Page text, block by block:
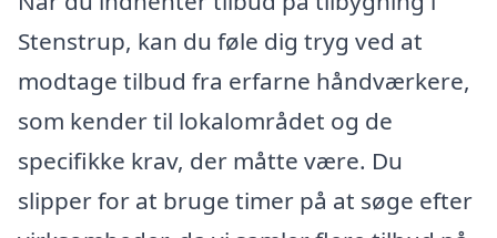
Stenstrup, kan du føle dig tryg ved at
modtage tilbud fra erfarne håndværkere,
som kender til lokalområdet og de
specifikke krav, der måtte være. Du
slipper for at bruge timer på at søge efter